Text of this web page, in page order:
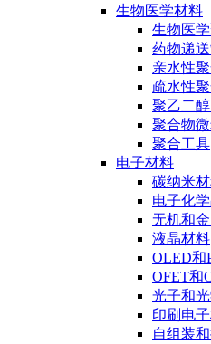
生物医学材料
生物医
药物递
亲水性
疏水性
聚乙二
聚合物
聚合工具
电子材料
碳纳米
电子化
无机和
液晶材料
OLED和
OFET和
光子和
印刷电
自组装